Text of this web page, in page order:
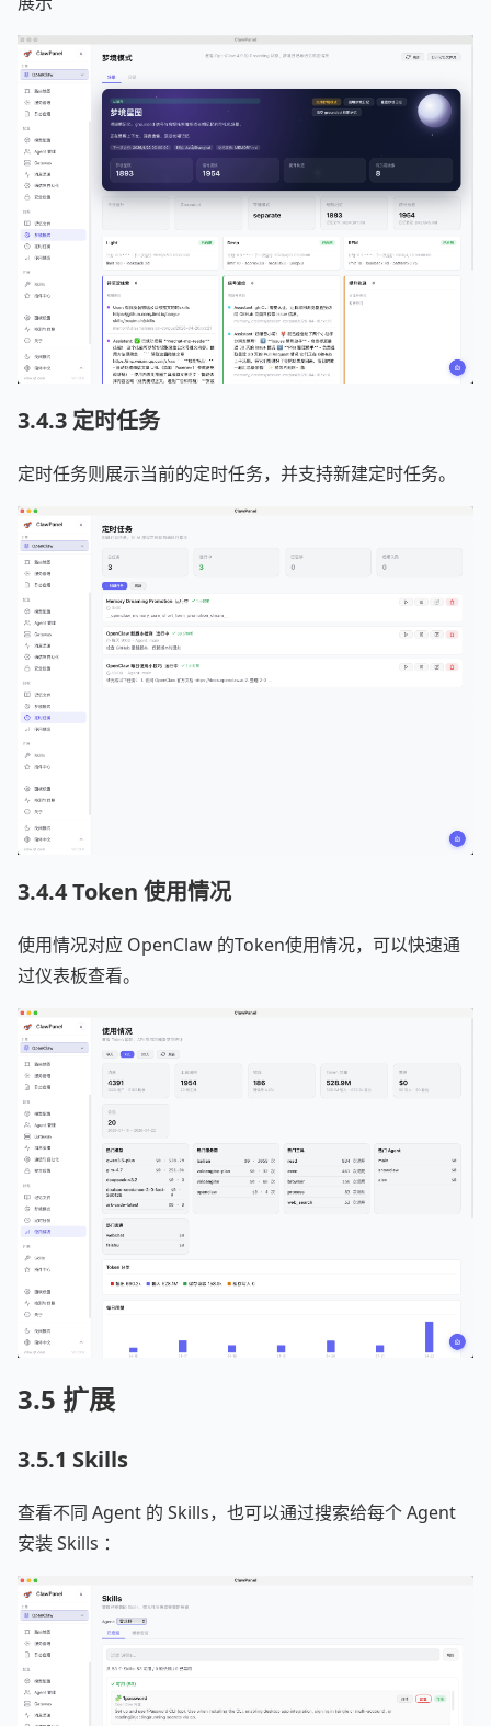
3.4.3 定时任务
定时任务则展示当前的定时任务，并支持新建定时任务。
3.4.4 Token 使用情况
使用情况对应 OpenClaw 的Token使用情况，可以快速通
过仪表板查看。
3.5 扩展
3.5.1 Skills
查看不同 Agent 的 Skills，也可以通过搜索给每个 Agent
安装 Skills ：